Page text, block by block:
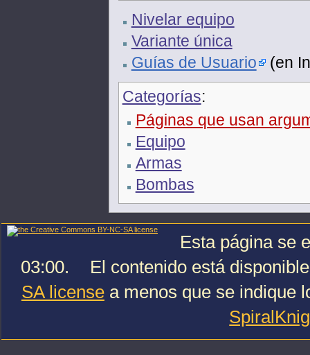
Nivelar equipo
Variante única
Guías de Usuario (en
Categorías:
Páginas que usan
Equipo
Armas
Bombas
Esta página se
03:00.
El contenido está
SA licensea menos que se indique